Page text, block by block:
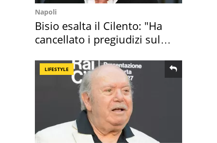
Napoli
Bisio esalta il Cilento: "Ha
cancellato i pregiudizi sul
LIFESTYLE